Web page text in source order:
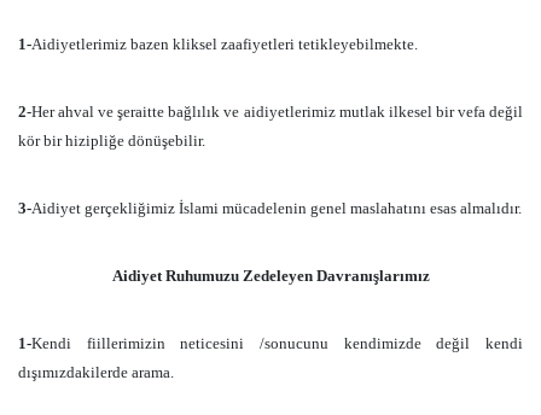
1-Aidiyetlerimiz bazen kliksel zaafiyetleri tetikleyebilmekte.
2-Her ahval ve şeraitte bağlılık ve aidiyetlerimiz mutlak ilkesel bir vefa değil
kör bir hizipliğe dönüşebilir.
3-Aidiyet gerçekliğimiz İslami mücadelenin genel maslahatını esas almalıdır.
Aidiyet Ruhumuzu Zedeleyen Davranışlarımız
1-Kendi fiillerimizin neticesini /sonucunu kendimizde değil kendi
dışımızdakilerde arama.